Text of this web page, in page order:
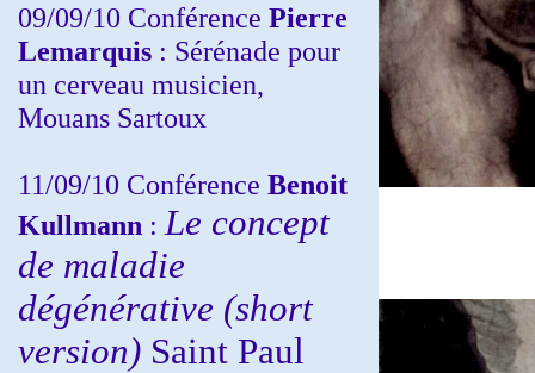
09/09/10 Conférence Pierre
Lemarquis : Sérénade pour
un cerveau musicien,
Mouans Sartoux
11/09/10 Conférence Benoit
Kullmann : Le concept
de maladie
dégénérative (short
version) Saint Paul